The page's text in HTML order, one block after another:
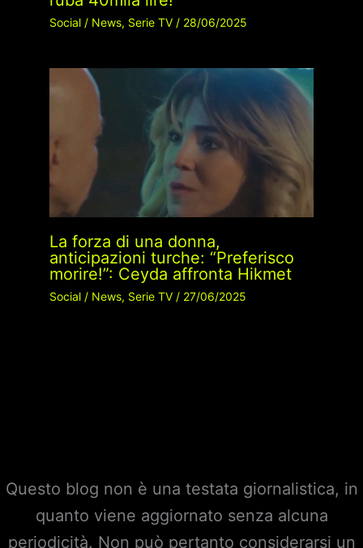
Social/ News, Serie TV/ 28/06/2025
La forza di una donna,
anticipazioni turche: “Preferisco
morire!”: Ceyda affronta Hikmet
Social/ News, Serie TV/ 27/06/2025
Questo blog non è una testata giornalistica, in
quanto viene aggiornato senza alcuna
periodicità. Non può pertanto considerarsi un